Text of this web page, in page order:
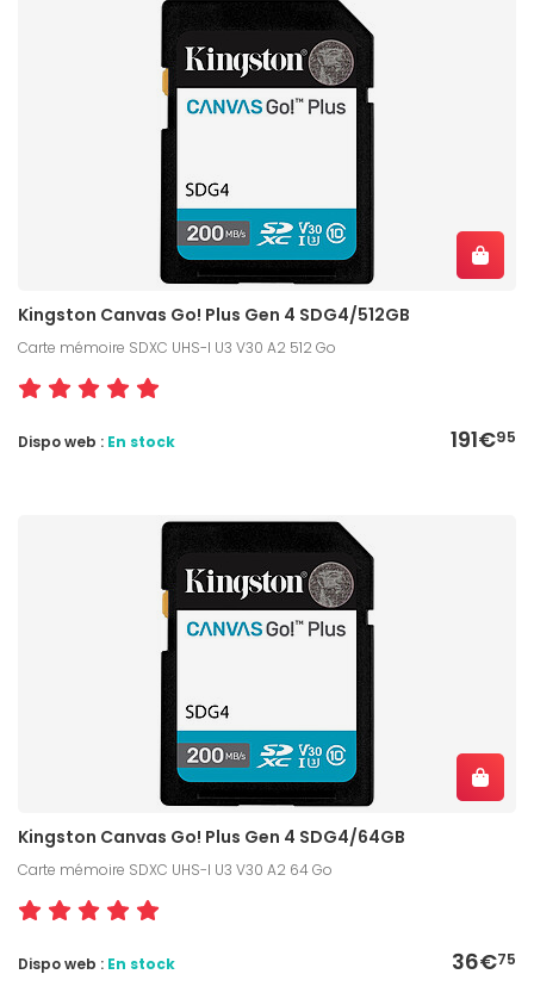
Kingston Canvas Go! Plus Gen 4 SDG4/512GB
Carte mémoire SDXC UHS-I U3 V30 A2 512 Go
191€95
Dispo web : En stock
Kingston Canvas Go! Plus Gen 4 SDG4/64GB
Carte mémoire SDXC UHS-I U3 V30 A2 64 Go
36€75
Dispo web : En stock